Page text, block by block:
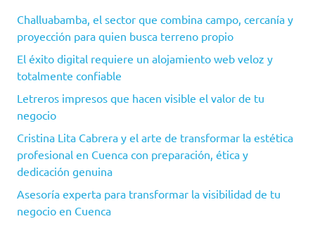
Challuabamba, el sector que combina campo, cercanía y
proyección para quien busca terreno propio
El éxito digital requiere un alojamiento web veloz y
totalmente confiable
Letreros impresos que hacen visible el valor de tu
negocio
Cristina Lita Cabrera y el arte de transformar la estética
profesional en Cuenca con preparación, ética y
dedicación genuina
Asesoría experta para transformar la visibilidad de tu
negocio en Cuenca